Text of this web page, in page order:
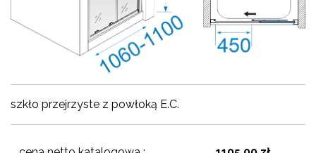
szkło przejrzyste z powłoką E.C.